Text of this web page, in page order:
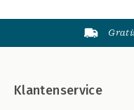
Klantenservice